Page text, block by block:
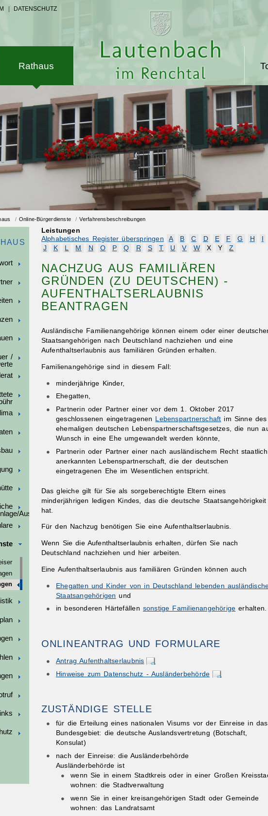
DATENSCHUTZ
Rathaus
/ Online-Bürgerdienste /Verfahrensbeschreibungen
/
Ausschreibungen
Leistungen
Alphabetisches Register überspringen
A B C D E F G H
J
K L M N O P Q R S T U V W X Y Z
NACHZUG AUS FAMILIÄREN
GRÜNDEN (ZU DEUTSCHEN) -
AUFENTHALTSERLAUBNIS
BEANTRAGEN
Ausländische Familienangehörige können einem oder einer
Staatsangehörigen nach Deutschland nachziehen und eine
Aufenthaltserlaubnis aus familiären Gründen erhalten.
Familienangehörige sind in diesem Fall:
minderjährige Kinder,
Ehegatten,
Partnerin oder Partner einer vor dem 1. Oktober 2017
geschlossenen eingetragenen Lebenspartnerschaft im Sinne des
ehemaligen deutschen Lebenspartnerschaftsgesetzes, die nun
Wunsch in eine Ehe umgewandelt werden könnte,
Partnerin oder Partner einer nach ausländischem Recht staatlich
anerkannten Lebenspartnerschaft, die der deutschen
eingetragenen Ehe im Wesentlichen entspricht.
Das gleiche gilt für Sie als sorgeberechtigte Eltern eines
minderjährigen ledigen Kindes, das die deutsche Staatsangehörigkeit
hat.
Für den Nachzug benötigen Sie eine Aufenthaltserlaubnis.
Wenn Sie die Aufenthaltserlaubnis erhalten, dürfen Sie nach
Deutschland nachziehen und hier arbeiten.
Eine Aufenthaltserlaubnis aus familiären Gründen können auch
Ehegatten und Kinder von in Deutschland lebenden
Staatsangehörigen und
in besonderen Härtefällen sonstige Familienangehörige erhalten.
ONLINEANTRAG UND FORMULARE
Antrag Aufenthaltserlaubnis
Hinweise zum Datenschutz - Ausländerbehörde
ZUSTÄNDIGE STELLE
für die Erteilung eines nationalen Visums vor der Einreise in das
Bundesgebiet: die deutsche Auslandsvertretung (Botschaft,
Konsulat)
nach der Einreise: die Ausländerbehörde
Ausländerbehörde ist
wenn Sie in einem Stadtkreis oder in einer Großen
wohnen: die Stadtverwaltung
wenn Sie in einer kreisangehörigen Stadt oder Gemeinde
wohnen: das Landratsamt